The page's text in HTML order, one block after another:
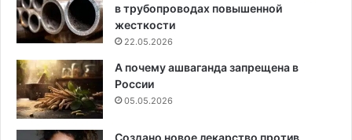
в трубопроводах повышенной
жесткости
22.05.2026
А почему ашваганда запрещена в
России
05.05.2026
Создано новое лекарство против